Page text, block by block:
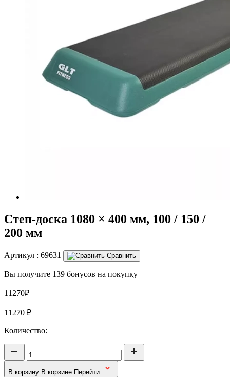
Степ-доска 1080 × 400 мм, 100 / 150 /
200 мм
Артикул : 69631 Сравнить
Вы получите 139 бонусов на покупку
11270₽
11270 ₽
Количество:
В корзину В корзине Перейти